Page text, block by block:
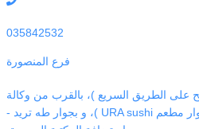
035842532
فرع المنصورة
على الطريق السريع )، بالقرب من وكالة
المنصورة بحي الجامعة ( بجوار مطعم URA sushi )، و بجوار طه تريد -